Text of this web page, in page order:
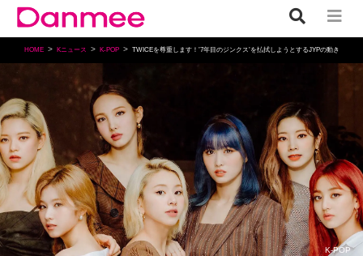
HOME Kニュース K-POP TWICEを尊重します！’7年目のジンクス’を払拭しようとするJYPの動き
K-POP